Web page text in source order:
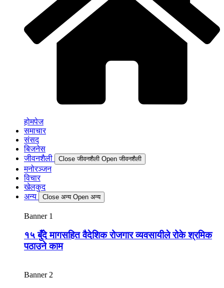
होमपेज
समाचार
संसद
बिजनेस
जीवनशैली
Close जीवनशैली Open जीवनशैली
मनोरञ्जन
विचार
खेलकुद
अन्य
Close अन्य Open अन्य
Banner 1
१५ बुँदे मागसहित वैदेशिक रोजगार व्यवसायीले रोके श्रमिक
पठाउने काम
Banner 2